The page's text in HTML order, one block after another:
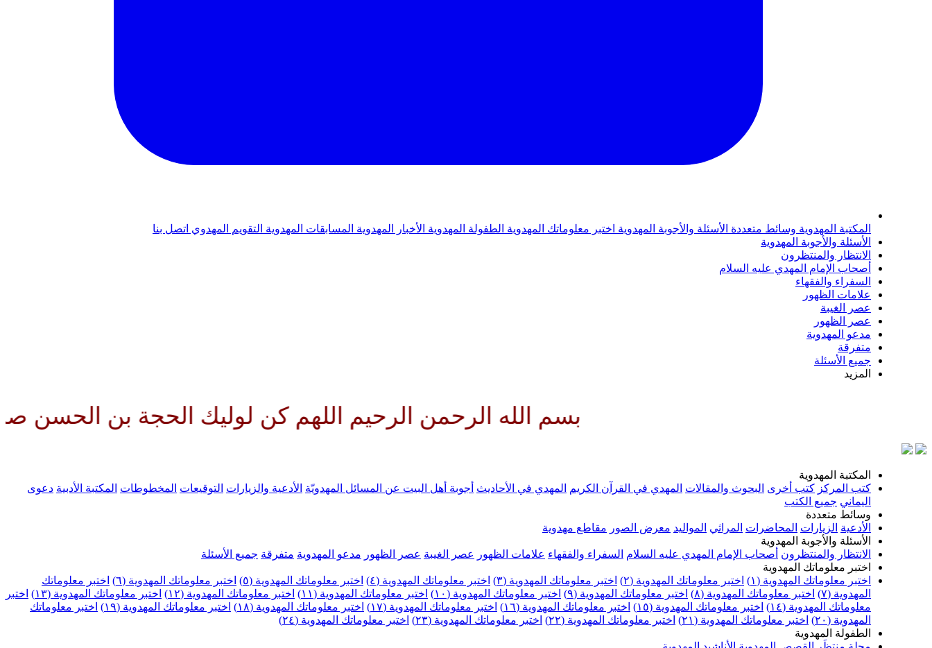
المكتبة المهدوية وسائط متعددة الأسئلة والأجوبة المهدوية اختبر معلوماتك المهدوية الطفولة المهدوية الأخبار المهدوية المسابقات المهدوية التقويم المهدوي اتصل بنا
الأسئلة والأجوبة المهدوية
الانتظار والمنتظرون
أصحاب الإمام المهدي عليه السلام
السفراء والفقهاء
علامات الظهور
عصر الغيبة
عصر الظهور
مدعو المهدوية
متفرقة
جميع الأسئلة
المزيد
بسم الله الرحمن الرحيم اللهم كن لوليك الحجة بن الحسن صلواتك عليه
المكتبة المهدوية
كتب المركز كتب أخرى البحوث والمقالات المهدي في القرآن الكريم المهدي في الأحاديث أجوبة أهل البيت عن المسائل المهدويّة الأدعية والزيارات التوقيعات المخطوطات المكتبة الأدبية دعوى
اليماني جميع الكتب
وسائط متعددة
الأدعية الزيارات المحاضرات المراثي المواليد معرض الصور مقاطع مهدوية
الأسئلة والأجوبة المهدوية
الانتظار والمنتظرون أصحاب الإمام المهدي عليه السلام السفراء والفقهاء علامات الظهور عصر الغيبة عصر الظهور مدعو المهدوية متفرقة جميع الأسئلة
اختبر معلوماتك المهدوية
اختبر معلوماتك المهدوية (١)
اختبر معلوماتك المهدوية (٢) اختبر معلوماتك المهدوية (٣) اختبر معلوماتك المهدوية (٤) اختبر معلوماتك المهدوية (٥) اختبر معلوماتك المهدوية (٦)
اختبر معلوماتك
المهدوية (٧)
اختبر معلوماتك المهدوية (٨) اختبر معلوماتك المهدوية (٩) اختبر معلوماتك المهدوية (١٠) اختبر معلوماتك المهدوية (١١) اختبر معلوماتك المهدوية (١٢) اختبر معلوماتك المهدوية (١٣)
اختبر
معلوماتك المهدوية (١٤)
اختبر معلوماتك المهدوية (١٥) اختبر معلوماتك المهدوية (١٦) اختبر معلوماتك المهدوية (١٧) اختبر معلوماتك المهدوية (١٨) اختبر معلوماتك المهدوية (١٩)
اختبر معلوماتك
المهدوية (٢٠)
اختبر معلوماتك المهدوية (٢١) اختبر معلوماتك المهدوية (٢٢) اختبر معلوماتك المهدوية (٢٣)
اختبر معلوماتك المهدوية (٢٤)
الطفولة المهدوية